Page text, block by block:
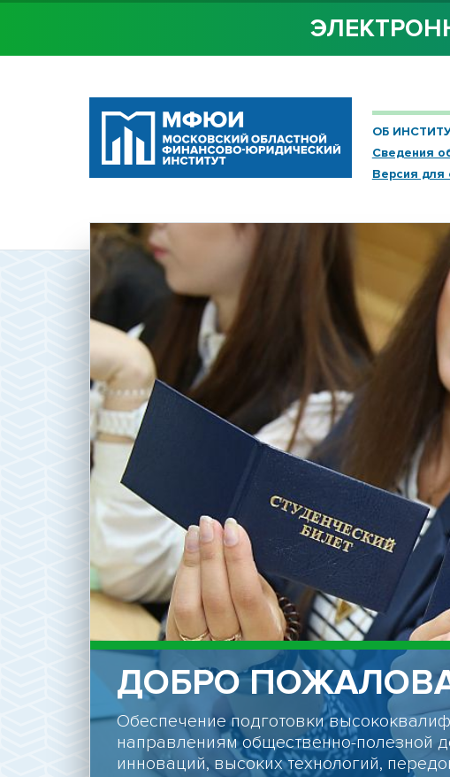
ОБ
Сведения
Версия для
ДОБРО
Обеспечение подготовки
направлениям общественно-полезной
инноваций, высоких технологий,